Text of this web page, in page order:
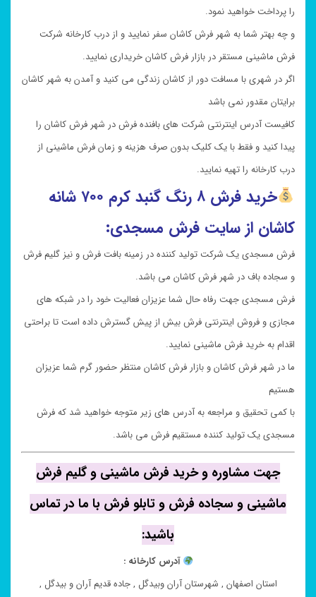
را پرداخت خواهید نمود.
و چه بهتر شما به شهر فرش کاشان سفر نمایید و از درب کارخانه شرکت
فرش ماشینی مستقر در بازار فرش کاشان خریداری نمایید.
اگر در شهری با مسافت دور از کاشان زندگی می کنید و آمدن به شهر کاشان
برایتان مقدور نمی باشد
کافیست آدرس اینترنتی شرکت های بافنده فرش در شهر فرش کاشان را
پیدا کنید و فقط با یک کلیک بدون صرف هزینه و زمان فرش ماشینی از
درب کارخانه را تهیه نمایید.
خرید فرش ۸ رنگ گنبد کرم ۷۰۰ شانه
کاشان از سایت فرش مسجدی:
فرش مسجدی یک شرکت تولید کننده در زمینه بافت فرش و نیز گلیم فرش
و سجاده باف در شهر فرش کاشان می باشد.
فرش مسجدی جهت رفاه حال شما عزیزان فعالیت خود را در شبکه های
مجازی و فروش اینترنتی فرش بیش از پیش گسترش داده است تا براحتی
اقدام به خرید فرش ماشینی نمایید.
ما در شهر فرش کاشان و بازار فرش کاشان منتظر حضور گرم شما عزیزان
هستیم
با کمی تحقیق و مراجعه به آدرس های زیر متوجه خواهید شد که فرش
مسجدی یک تولید کننده مستقیم فرش می باشد.
جهت مشاوره و خرید فرش ماشینی و گلیم فرش
ماشینی و سجاده فرش و تابلو فرش با ما در تماس
باشید:
آدرس کارخانه :
استان اصفهان , شهرستان آران وبیدگل , جاده قدیم آران و بیدگل ,